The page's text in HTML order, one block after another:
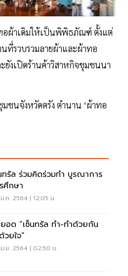
อผ้าเดิมให้เป็นพิพิธภัณฑ์ ตั้งแต่
ที่รวบรวมลายผ้าและผ้าทอ
งเปิดร้านค้าวิสาหกิจชุมชนนา
ทรัล ร่วมคิดร่วมทำ บูรณาการ
ศึกษา
.ค. 2564 | 12:05 น.
อด “เซ็นทรัล ทำ-ทำด้วยกัน
วยใจ”
ม.ย. 2564 | 02:50 น.